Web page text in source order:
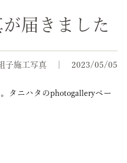
届きました
子施工写真 2023/05/05
タニハタのphotogalleryペー